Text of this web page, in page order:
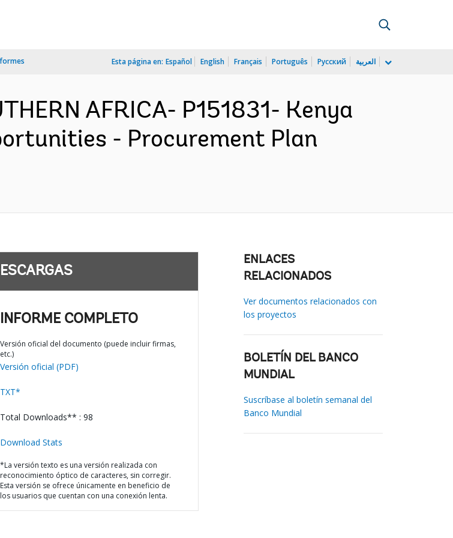
Esta página en: Español English Français Português Русский العربية
AFRICA- P151831- Kenya
- Procurement Plan
INFORME COMPLETO
Versión oficial del documento (puede incluir firmas,
etc.)
Versión oficial (PDF)
TXT*
Total Downloads** : 98
Download Stats
*La versión texto es una versión realizada con
reconocimiento óptico de caracteres, sin corregir.
Esta versión se ofrece únicamente en beneficio de
los usuarios que cuentan con una conexión lenta.
ENLACES
RELACIONADOS
Ver documentos relacionados con
los proyectos
BOLETÍN DEL BANCO
MUNDIAL
Suscríbase al boletín semanal del
Banco Mundial